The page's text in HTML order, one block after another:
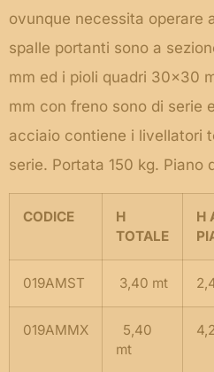
ovunque necessita operare
spalle portanti sono a
mm ed i pioli quadri 30×30
mm con freno sono di serie
acciaio contiene i livellatori
serie. Portata 150 kg. Piano
CODICE
H
TOTALE
H
019AMST 3,40 mt
019AMMX
5,40
mt